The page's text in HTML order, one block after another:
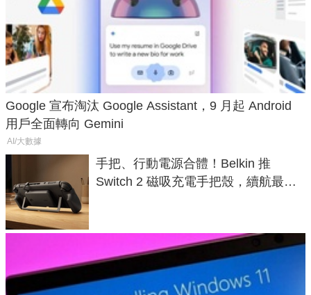
Google 宣布淘汰 Google Assistant，9 月起 Android
用戶全面轉向 Gemini
AI/大數據
手把、行動電源合體！Belkin 推
Switch 2 磁吸充電手把殼，續航最高